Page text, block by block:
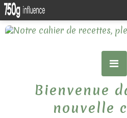
Bienvenue
nouvelle